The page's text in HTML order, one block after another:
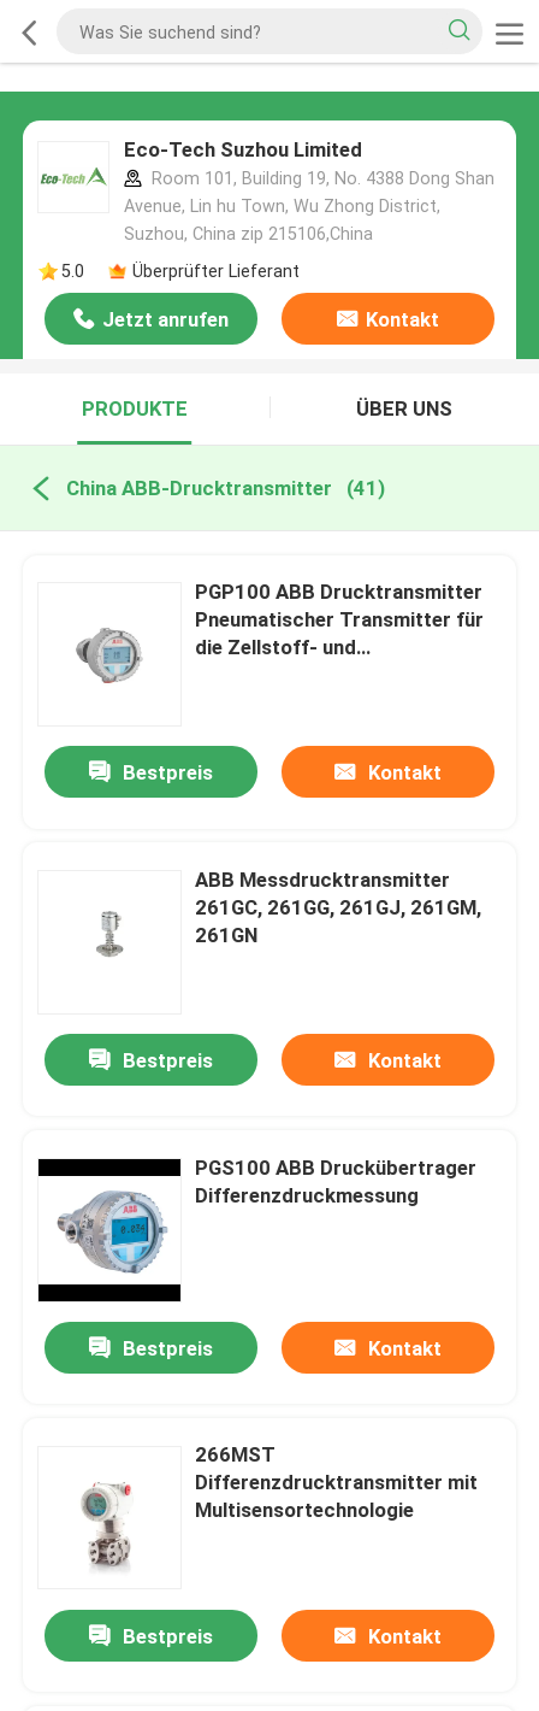
Eco-Tech Suzhou Limited
Room 101, Building 19, No. 4388 Dong Shan
Avenue, Lin hu Town, Wu Zhong District,
Suzhou, China zip 215106,China
5.0
Überprüfter Lieferant
Jetzt anrufen Kontakt
PRODUKTE ÜBER UNS
China ABB-Drucktransmitter (41)
PGP100 ABB Drucktransmitter
Pneumatischer Transmitter für
die Zellstoff- und
Bestpreis Kontakt
ABB Messdrucktransmitter
261GC, 261GG, 261GJ, 261GM,
261GN
Bestpreis Kontakt
PGS100 ABB Druckübertrager
Differenzdruckmessung
Bestpreis Kontakt
266MST
Differenzdrucktransmitter mit
Multisensortechnologie
Bestpreis Kontakt